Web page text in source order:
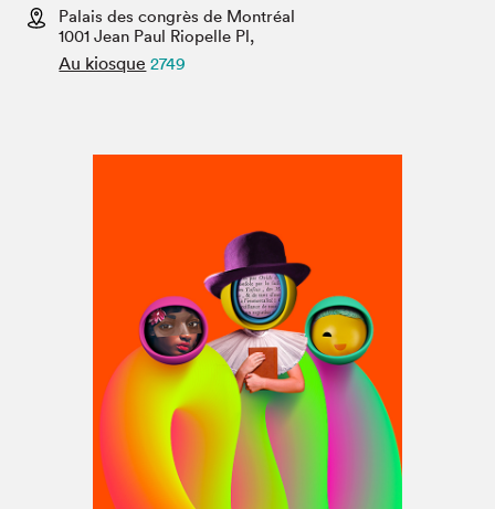
Espace médias
Palais des congrès de Montréal
1001 Jean Paul Riopelle Pl,
Au kiosque 2749